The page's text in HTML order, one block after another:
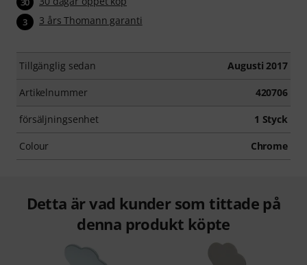
3 3 års Thomann garanti
Tillgänglig sedan Augusti 2017
Artikelnummer 420706
försäljningsenhet 1 Styck
Colour Chrome
Detta är vad kunder som tittade på
denna produkt köpte